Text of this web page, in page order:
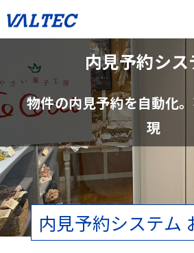
内見予約シス
物件の内見予約を自動化
現
内見予約システム
不動産管理会社と仲介会
手間を削減
賃貸物件の空状況をリアルタイムで確認。電